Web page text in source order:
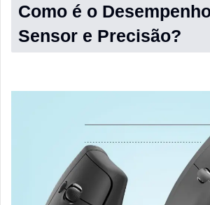
Como é o
Sensor e Precisão?